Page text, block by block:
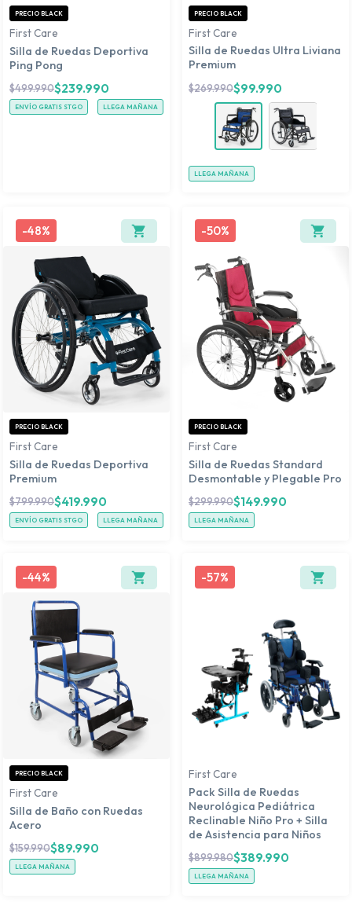
PRECIO BLACK
First Care
Silla de Ruedas Deportiva
Ping Pong
$499.990$239.990
ENVÍO GRATIS STGO LLEGA MAÑANA
PRECIO BLACK
First Care
Silla de Ruedas Ultra Liviana
Premium
$269.990$99.990
LLEGA MAÑANA
-48%
PRECIO BLACK
First Care
Silla de Ruedas Deportiva
Premium
$799.990$419.990
ENVÍO GRATIS STGO LLEGA MAÑANA
-50%
PRECIO BLACK
First Care
Silla de Ruedas Standard
Desmontable y Plegable Pro
$299.990$149.990
LLEGA MAÑANA
-44%
PRECIO BLACK
First Care
Silla de Baño con Ruedas
Acero
$159.990$89.990
LLEGA MAÑANA
-57%
First Care
Pack Silla de Ruedas
Neurológica Pediátrica
Reclinable Niño Pro + Silla
de Asistencia para Niños
$899.980$389.990
LLEGA MAÑANA